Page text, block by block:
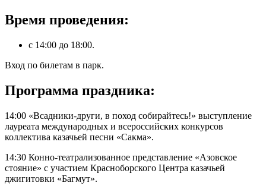
Время проведения:
с 14:00 до 18:00.
Вход по билетам в парк.
Программа праздника:
14:00 «Всадники-други, в поход собирайтесь!» выступление
лауреата международных и всероссийских конкурсов
коллектива казачьей песни «Сакма».
14:30 Конно-театрализованное представление «Азовское
стояние» с участием Красноборского Центра казачьей
джигитовки «Багмут».